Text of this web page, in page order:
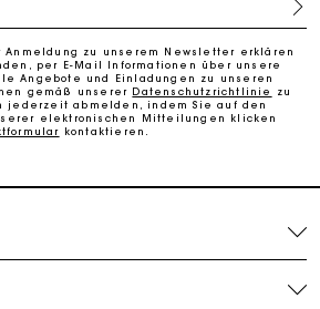
Die beste Möglichkeit, das
Geschenk zu machen
zu unserem Newsletter erklären
per E-Mail Informationen über unsere
Angebote und Einladungen zu unseren
gemäß unserer Datenschutzrichtlinie
zu
jederzeit abmelden, indem Sie auf den
elektronischen Mitteilungen klicken
kontaktieren.